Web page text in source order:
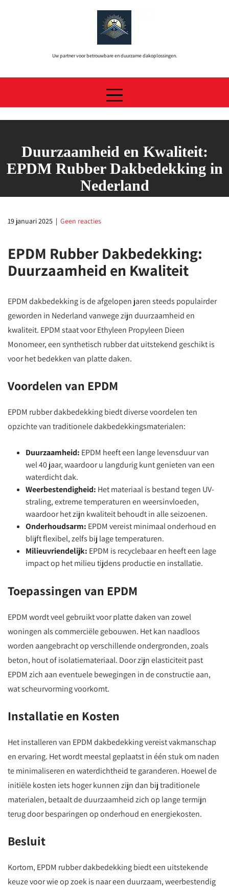
Uw partner voor betrouwbare en duurzame dakoplossingen.
Duurzaamheid en Kwaliteit:
EPDM Rubber Dakbedekking in
Nederland
19 januari 2025 | Geen reacties
EPDM Rubber Dakbedekking:
Duurzaamheid en Kwaliteit
EPDM dakbedekking is de afgelopen jaren steeds populairder
geworden in Nederland vanwege zijn duurzaamheid en
kwaliteit. EPDM staat voor Ethyleen Propyleen Dieen
Monomeer, een synthetisch rubber dat uitstekend geschikt is
voor het bedekken van platte daken.
Voordelen van EPDM
EPDM rubber dakbedekking biedt diverse voordelen ten
opzichte van traditionele dakbedekkingsmaterialen:
Duurzaamheid: EPDM heeft een lange levensduur van
wel 40 jaar, waardoor u langdurig kunt genieten van een
waterdicht dak.
Weerbestendigheid: Het materiaal is bestand tegen UV-
straling, extreme temperaturen en weersinvloeden,
waardoor het zijn kwaliteit behoudt in alle seizoenen.
Onderhoudsarm: EPDM vereist minimaal onderhoud en
blijft flexibel, zelfs bij lage temperaturen.
Milieuvriendelijk: EPDM is recyclebaar en heeft een lage
impact op het milieu tijdens productie en installatie.
Toepassingen van EPDM
EPDM wordt veel gebruikt voor platte daken van zowel
woningen als commerciële gebouwen. Het kan naadloos
worden aangebracht op verschillende ondergronden, zoals
beton, hout of isolatiemateriaal. Door zijn elasticiteit past
EPDM zich aan eventuele bewegingen in de constructie aan,
wat scheurvorming voorkomt.
Installatie en Kosten
Het installeren van EPDM dakbedekking vereist vakmanschap
en ervaring. Het wordt meestal geplaatst in één stuk om naden
te minimaliseren en waterdichtheid te garanderen. Hoewel de
initiële kosten iets hoger kunnen zijn dan bij traditionele
materialen, betaalt de duurzaamheid zich op lange termijn
terug door besparingen op onderhoud en energiekosten.
Besluit
Kortom, EPDM rubber dakbedekking biedt een uitstekende
keuze voor wie op zoek is naar een duurzaam, weerbestendig